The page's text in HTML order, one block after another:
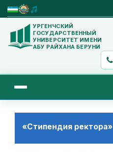
УРГЕНЧСКИЙ
ГОСУДАРСТВЕННЫЙ
УНИВЕРСИТЕТ ИМЕНИ
АБУ РАЙХАНА БЕРУНИ
«Стипендия ректора»